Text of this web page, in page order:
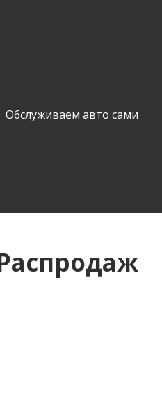
Обслуживаем авто сами